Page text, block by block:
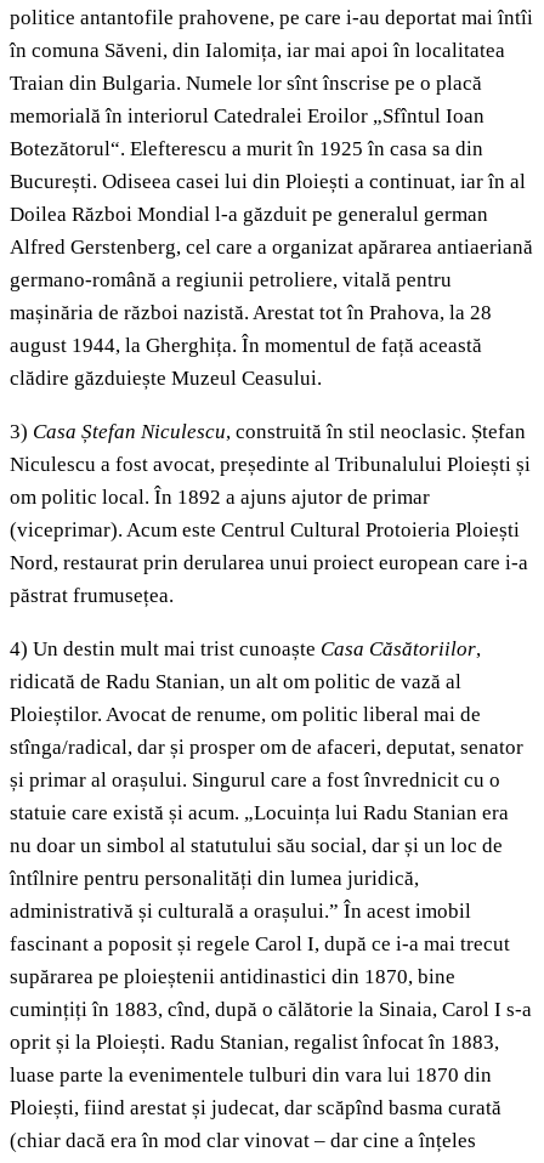
politice antantofile prahovene, pe care i-au deportat mai întîi
în comuna Săveni, din Ialomița, iar mai apoi în localitatea
Traian din Bulgaria. Numele lor sînt înscrise pe o placă
memorială în interiorul Catedralei Eroilor „Sfîntul Ioan
Botezătorul“. Elefterescu a murit în 1925 în casa sa din
București. Odiseea casei lui din Ploiești a continuat, iar în al
Doilea Război Mondial l-a găzduit pe generalul german
Alfred Gerstenberg, cel care a organizat apărarea antiaeriană
germano-română a regiunii petroliere, vitală pentru
mașinăria de război nazistă. Arestat tot în Prahova, la 28
august 1944, la Gherghița. În momentul de față această
clădire găzduiește Muzeul Ceasului.
3) Casa Ștefan Niculescu, construită în stil neoclasic. Ștefan
Niculescu a fost avocat, președinte al Tribunalului Ploiești și
om politic local. În 1892 a ajuns ajutor de primar
(viceprimar). Acum este Centrul Cultural Protoieria Ploiești
Nord, restaurat prin derularea unui proiect european care i-a
păstrat frumusețea.
4) Un destin mult mai trist cunoaște Casa Căsătoriilor,
ridicată de Radu Stanian, un alt om politic de vază al
Ploieștilor. Avocat de renume, om politic liberal mai de
stînga/radical, dar și prosper om de afaceri, deputat, senator
și primar al orașului. Singurul care a fost învrednicit cu o
statuie care există și acum. „Locuința lui Radu Stanian era
nu doar un simbol al statutului său social, dar și un loc de
întîlnire pentru personalități din lumea juridică,
administrativă și culturală a orașului.” În acest imobil
fascinant a poposit și regele Carol I, după ce i-a mai trecut
supărarea pe ploieștenii antidinastici din 1870, bine
cumințiți în 1883, cînd, după o călătorie la Sinaia, Carol I s-a
oprit și la Ploiești. Radu Stanian, regalist înfocat în 1883,
luase parte la evenimentele tulburi din vara lui 1870 din
Ploiești, fiind arestat și judecat, dar scăpînd basma curată
(chiar dacă era în mod clar vinovat – dar cine a înțeles